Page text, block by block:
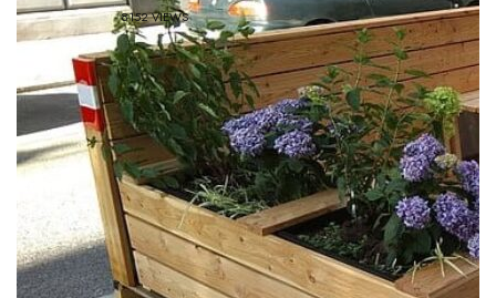
8152 VIEWS